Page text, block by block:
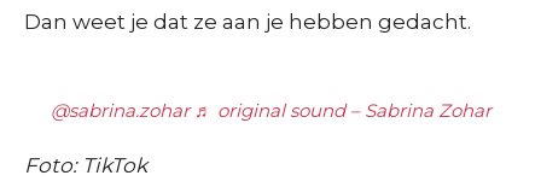
Dan weet je dat ze aan je hebben gedacht.
@sabrina.zohar ♬ original sound – Sabrina Zohar
Foto: TikTok